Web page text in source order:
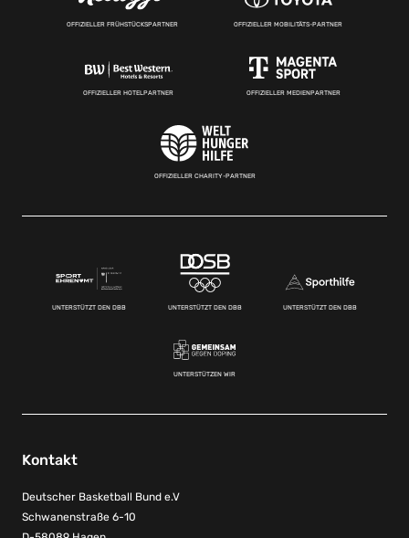
OFFIZIELLER FRÜHSTÜCKSPARTNER OFFIZIELLER MOBILITÄTS-PARTNER
OFFIZIELLER HOTELPARTNER OFFIZIELLER MEDIENPARTNER
OFFIZIELLER CHARITY-PARTNER
UNTERSTÜTZT DEN DBB UNTERSTÜTZT DEN DBB UNTERSTÜTZT DEN DBB
UNTERSTÜTZEN WIR
Kontakt
Deutscher Basketball Bund e.V
Schwanenstraße 6-10